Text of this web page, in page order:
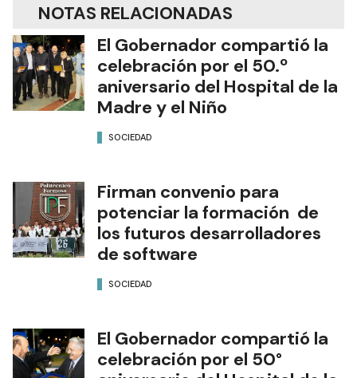
NOTAS RELACIONADAS
El Gobernador compartió la
celebración por el 50.º
aniversario del Hospital de la
Madre y el Niño
SOCIEDAD
Firman convenio para
potenciar la formación de
los futuros desarrolladores
de software
SOCIEDAD
El Gobernador compartió la
celebración por el 50°